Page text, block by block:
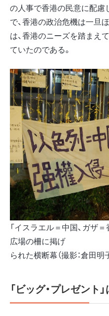
の人事で香港の民意に配慮
で、香港の政治危機は一旦
は、香港のニーズを踏まえ
ていたのである。
「イスラエル＝中国、ガザ
広場の柵に掲げ
られた横断幕（撮影：倉田明
「ビッグ・プレゼント